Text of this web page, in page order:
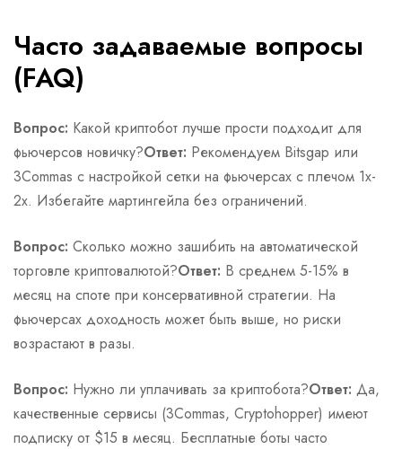
Часто задаваемые вопросы
(FAQ)
Вопрос: Какой криптобот лучше прости подходит для
фьючерсов новичку?Ответ: Рекомендуем Bitsgap или
3Commas с настройкой сетки на фьючерсах с плечом 1x-
2x. Избегайте мартингейла без ограничений.
Вопрос: Сколько можно зашибить на автоматической
торговле криптовалютой?Ответ: В среднем 5-15% в
месяц на споте при консервативной стратегии. На
фьючерсах доходность может быть выше, но риски
возрастают в разы.
Вопрос: Нужно ли уплачивать за криптобота?Ответ: Да,
качественные сервисы (3Commas, Cryptohopper) имеют
подписку от $15 в месяц. Бесплатные боты часто